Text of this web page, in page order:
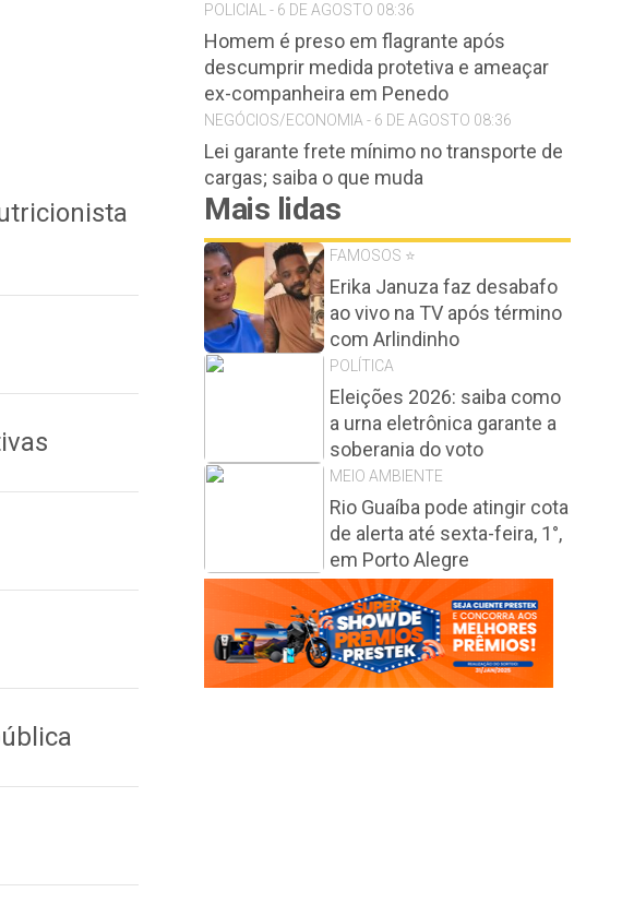
POLICIAL - 6 DE AGOSTO 08:36
Homem é preso em flagrante após
descumprir medida protetiva e ameaçar
ex-companheira em Penedo
NEGÓCIOS/ECONOMIA - 6 DE AGOSTO 08:36
Lei garante frete mínimo no transporte de
cargas; saiba o que muda
Mais lidas
FAMOSOS ⭐️
Erika Januza faz desabafo
ao vivo na TV após término
com Arlindinho
POLÍTICA
Eleições 2026: saiba como
a urna eletrônica garante a
soberania do voto
MEIO AMBIENTE
Rio Guaíba pode atingir cota
de alerta até sexta-feira, 1°,
em Porto Alegre